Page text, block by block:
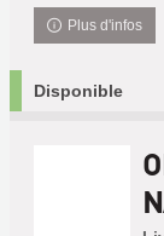
Plus d'infos
Disponible